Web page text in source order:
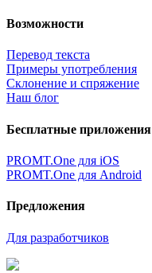
Возможности
Перевод текста
Примеры употребления
Склонение и спряжение
Наш блог
Бесплатные приложения
PROMT.One для iOS
PROMT.One для Android
Предложения
Для разработчиков